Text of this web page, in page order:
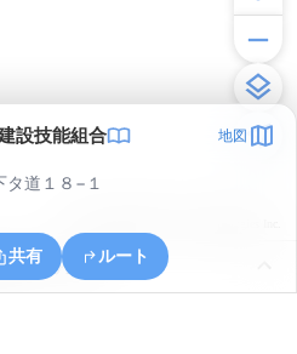
設技能組合 地図
道１８−１
共有 ルート
内上土ヶ久保